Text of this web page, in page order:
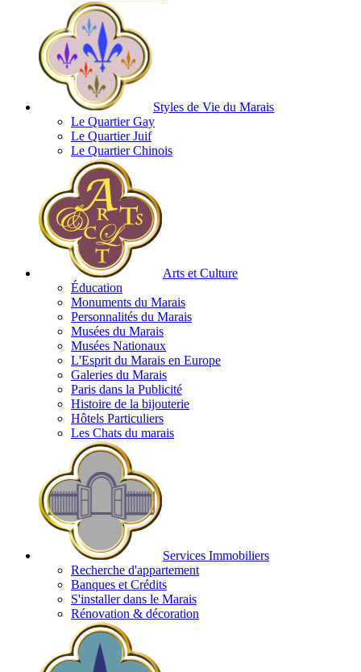
Styles de Vie du Marais
Le Quartier Gay
Le Quartier Juif
Le Quartier Chinois
Arts et Culture
Éducation
Monuments du Marais
Personnalités du Marais
Musées du Marais
Musées Nationaux
L'Esprit du Marais en Europe
Galeries du Marais
Paris dans la Publicité
Histoire de la bijouterie
Hôtels Particuliers
Les Chats du marais
Services Immobiliers
Recherche d'appartement
Banques et Crédits
S'installer dans le Marais
Rénovation & décoration